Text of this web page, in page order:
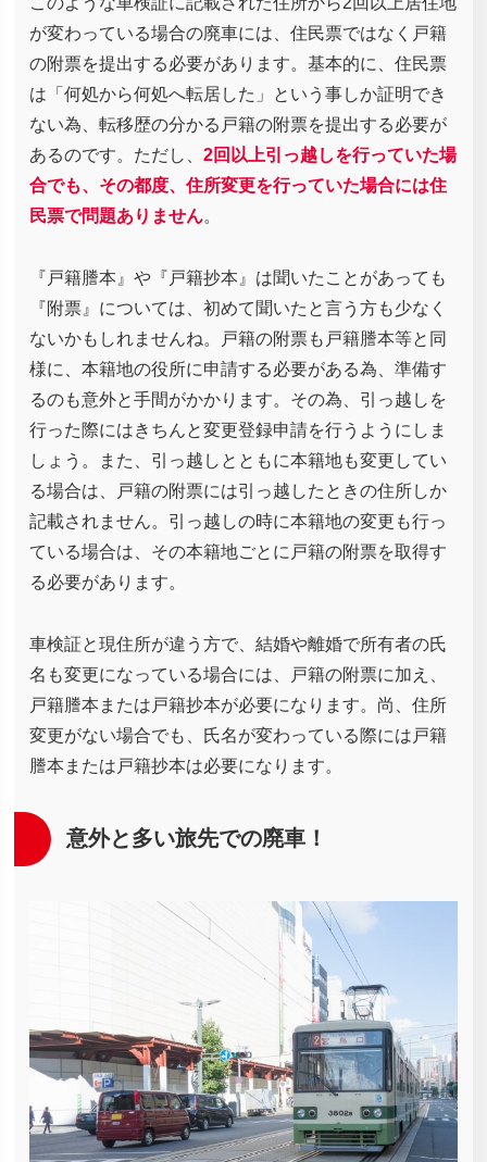
が変わっている場合の廃車には、住民票ではなく戸籍
の附票を提出する必要があります。基本的に、住民票
は「何処から何処へ転居した」という事しか証明でき
ない為、転移歴の分かる戸籍の附票を提出する必要が
あるのです。ただし、 2回以上引っ越しを行っていた場
合でも、その都度、住所変更を行っていた場合には住
民票で問題ありません。
『戸籍謄本』や『戸籍抄本』は聞いたことがあっても
『附票』については、初めて聞いたと言う方も少なく
ないかもしれませんね。戸籍の附票も戸籍謄本等と同
様に、本籍地の役所に申請する必要がある為、準備す
るのも意外と手間がかかります。その為、引っ越しを
行った際にはきちんと変更登録申請を行うようにしま
しょう。また、引っ越しとともに本籍地も変更してい
る場合は、戸籍の附票には引っ越したときの住所しか
記載されません。引っ越しの時に本籍地の変更も行っ
ている場合は、その本籍地ごとに戸籍の附票を取得す
る必要があります。
車検証と現住所が違う方で、結婚や離婚で所有者の氏
名も変更になっている場合には、戸籍の附票に加え、
戸籍謄本または戸籍抄本が必要になります。尚、住所
変更がない場合でも、氏名が変わっている際には戸籍
謄本または戸籍抄本は必要になります。
意外と多い旅先での廃車！